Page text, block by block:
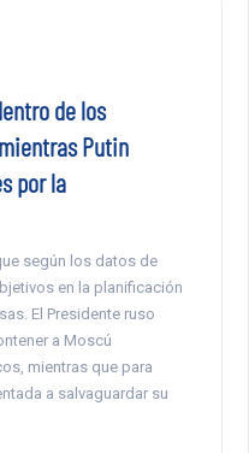
de los
Putin
por la
según los datos de
en la planificación
El Presidente ruso
a Moscú
mientras que para
a salvaguardar su